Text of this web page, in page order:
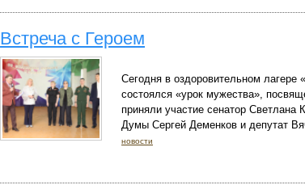
Встреча с Героем
Сегодня в оздоровительном лагере
состоялся «урок мужества»,
приняли участие сенатор Светлана
Думы Сергей Деменков и депутат
новости